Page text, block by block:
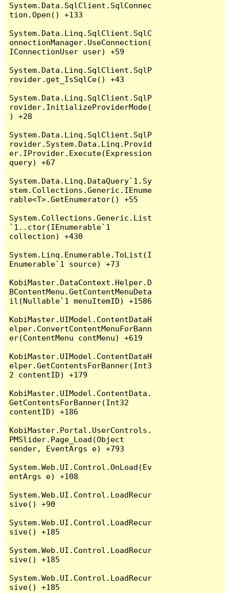
System.Data.SqlClient.SqlConnec
tion.Open() +133
System.Data.Linq.SqlClient.SqlC
onnectionManager.UseConnection(
IConnectionUser user) +59
System.Data.Linq.SqlClient.SqlP
rovider.get_IsSqlCe() +43
System.Data.Linq.SqlClient.SqlP
rovider.InitializeProviderMode(
) +28
System.Data.Linq.SqlClient.SqlP
rovider.System.Data.Linq.Provid
er.IProvider.Execute(Expression
query) +67
System.Data.Linq.DataQuery`1.Sy
stem.Collections.Generic.IEnume
rable<T>.GetEnumerator() +55
System.Collections.Generic.List
`1..ctor(IEnumerable`1
collection) +430
System.Linq.Enumerable.ToList(I
Enumerable`1 source) +73
KobiMaster.DataContext.Helper.D
BContentMenu.GetContentMenuDeta
il(Nullable`1 menuItemID) +1586
KobiMaster.UIModel.ContentDataH
elper.ConvertContentMenuForBann
er(ContentMenu contMenu) +619
KobiMaster.UIModel.ContentDataH
elper.GetContentsForBanner(Int3
2 contentID) +179
KobiMaster.UIModel.ContentData.
GetContentsForBanner(Int32
contentID) +186
KobiMaster.Portal.UserControls.
PMSlider.Page_Load(Object
sender, EventArgs e) +793
System.Web.UI.Control.OnLoad(Ev
entArgs e) +108
System.Web.UI.Control.LoadRecur
sive() +90
System.Web.UI.Control.LoadRecur
sive() +185
System.Web.UI.Control.LoadRecur
sive() +185
System.Web.UI.Control.LoadRecur
sive() +185